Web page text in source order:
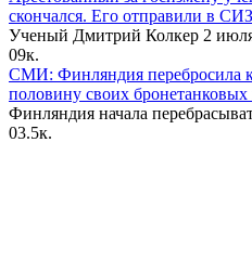
скончался. Его отправили в
Ученый Дмитрий Колкер 2 июля
09к.
СМИ: Финляндия перебросила
половину своих бронетанковых
Финляндия начала
03.5к.